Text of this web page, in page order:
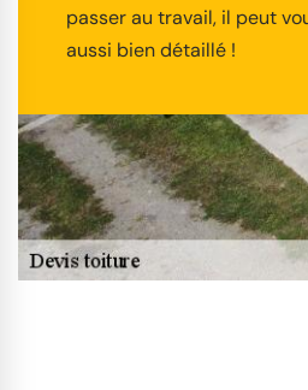
passer au travail, il peut
aussi bien détaillé !